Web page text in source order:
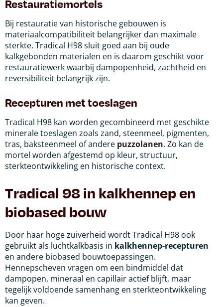
Restauratiemortels
Bij restauratie van historische gebouwen is
materiaalcompatibiliteit belangrijker dan maximale
sterkte. Tradical H98 sluit goed aan bij oude
kalkgebonden materialen en is daarom geschikt voor
restauratiewerk waarbij dampopenheid, zachtheid en
reversibiliteit belangrijk zijn.
Recepturen met toeslagen
Tradical H98 kan worden gecombineerd met geschikte
minerale toeslagen zoals zand, steenmeel, pigmenten,
tras, baksteenmeel of andere puzzolanen. Zo kan de
mortel worden afgestemd op kleur, structuur,
sterkteontwikkeling en historische context.
Tradical 98 in kalkhennep en
biobased bouw
Door haar hoge zuiverheid wordt Tradical H98 ook
gebruikt als luchtkalkbasis in kalkhennep-recepturen
en andere biobased bouwtoepassingen.
Hennepscheven vragen om een bindmiddel dat
dampopen, mineraal en capillair actief blijft, maar
tegelijk voldoende samenhang en sterkteontwikkeling
kan geven.